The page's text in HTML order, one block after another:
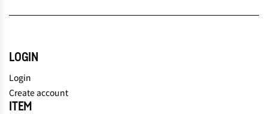
LOGIN
Login
Create account
ITEM